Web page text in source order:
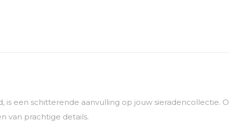
is een schitterende aanvulling op jouw sieradencollectie.
van prachtige details.